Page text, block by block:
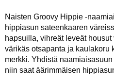
Naisten Groovy Hippie -
hippiasun sateenkaaren
hapsuilla, vihreät leveät
värikäs otsapanta ja kaulakoru
merkki. Yhdistä
niin saat äärimmäisen